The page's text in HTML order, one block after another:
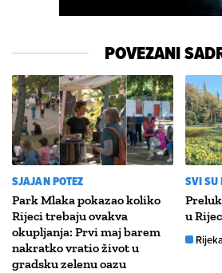
POVEZANI
SJAJAN POTEZ
Park Mlaka pokazao koliko
Rijeci trebaju ovakva
okupljanja: Prvi maj barem
nakratko vratio život u
gradsku zelenu oazu
SVI SU
u